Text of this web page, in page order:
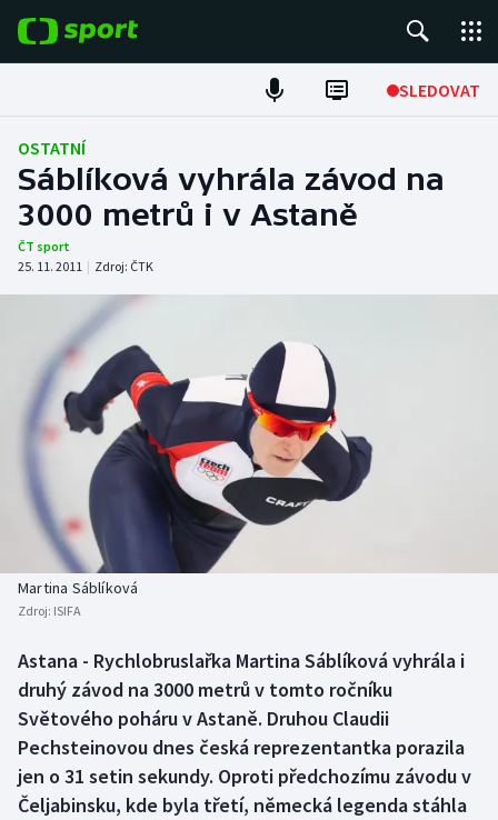
SLEDOVAT
Fotbal
Hokej
Tenis
Atletika
Cyklistika
DALŠÍ SPORTY
Americký fotbal
Baseball a softbal
Basketbal
Biatlon
Boby a skeleton
Box
Curling
NEPŘEHLÉDNĚTE
Soutěže
Historické návraty
Aplikace ČT sport
AZ kvíz
OSTATNÍ
Sáblíková vyhrála závod na
3000 metrů i v Astaně
ČT sport
25. 11. 2011 | Zdroj: ČTK
Martina Sáblíková
Zdroj: ISIFA
Astana - Rychlobruslařka Martina Sáblíková vyhrála i
druhý závod na 3000 metrů v tomto ročníku
Světového poháru v Astaně. Druhou Claudii
Pechsteinovou dnes česká reprezentantka porazila
jen o 31 setin sekundy. Oproti předchozímu závodu v
Čeljabinsku, kde byla třetí, německá legenda stáhla